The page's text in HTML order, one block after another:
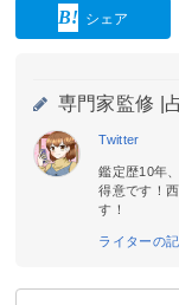
シェア
専門家監修 |
Twitter
鑑定歴10年
得意です！
す！
ライターの